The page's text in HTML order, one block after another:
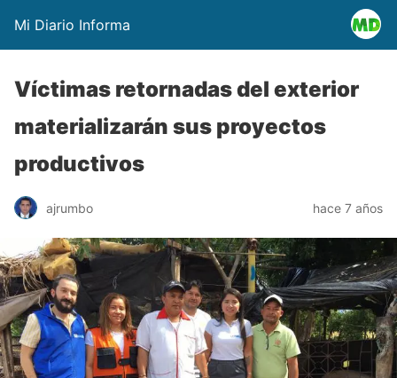
Mi Diario Informa
Víctimas retornadas del exterior
materializarán sus proyectos
productivos
ajrumbo hace 7 años